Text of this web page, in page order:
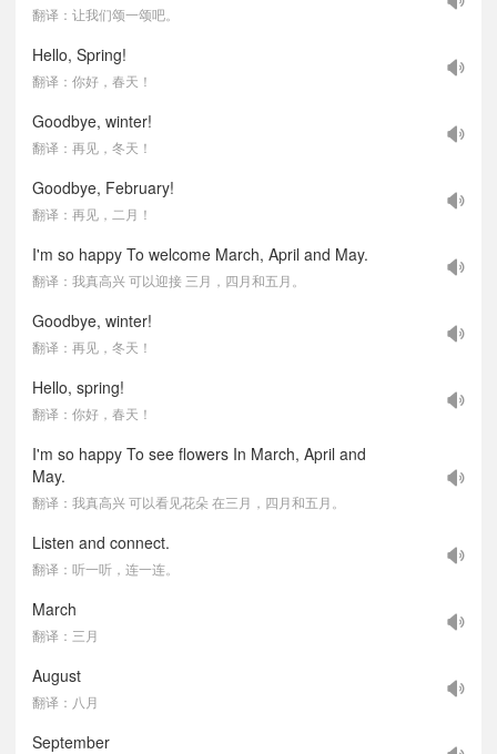
翻译：让我们颂一颂吧。
Hello, Spring!
翻译：你好，春天！
Goodbye, winter!
翻译：再见，冬天！
Goodbye, February!
翻译：再见，二月！
I'm so happy To welcome March, April and May.
翻译：我真高兴 可以迎接 三月，四月和五月。
Goodbye, winter!
翻译：再见，冬天！
Hello, spring!
翻译：你好，春天！
I'm so happy To see flowers In March, April and
May.
翻译：我真高兴 可以看见花朵 在三月，四月和五月。
Listen and connect.
翻译：听一听，连一连。
March
翻译：三月
August
翻译：八月
September